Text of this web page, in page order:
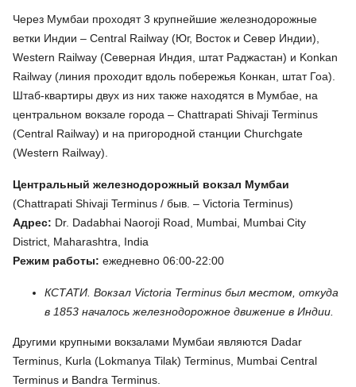
Через Мумбаи проходят 3 крупнейшие железнодорожные
ветки Индии – Central Railway (Юг, Восток и Север Индии),
Western Railway (Северная Индия, штат Раджастан) и Konkan
Railway (линия проходит вдоль побережья Конкан, штат Гоа).
Штаб-квартиры двух из них также находятся в Мумбае, на
центральном вокзале города – Chattrapati Shivaji Terminus
(Central Railway) и на пригородной станции Churchgate
(Western Railway).
Центральный железнодорожный вокзал Мумбаи
(Chattrapati Shivaji Terminus / быв. – Victoria Terminus)
Адрес: Dr. Dadabhai Naoroji Road, Mumbai, Mumbai City
District, Maharashtra, India
Режим работы: ежедневно 06:00-22:00
КСТАТИ. Вокзал Victoria Terminus был местом, откуда
в 1853 началось железнодорожное движение в Индии.
Другими крупными вокзалами Мумбаи являются Dadar
Terminus, Kurla (Lokmanya Tilak) Terminus, Mumbai Central
Terminus и Bandra Terminus.